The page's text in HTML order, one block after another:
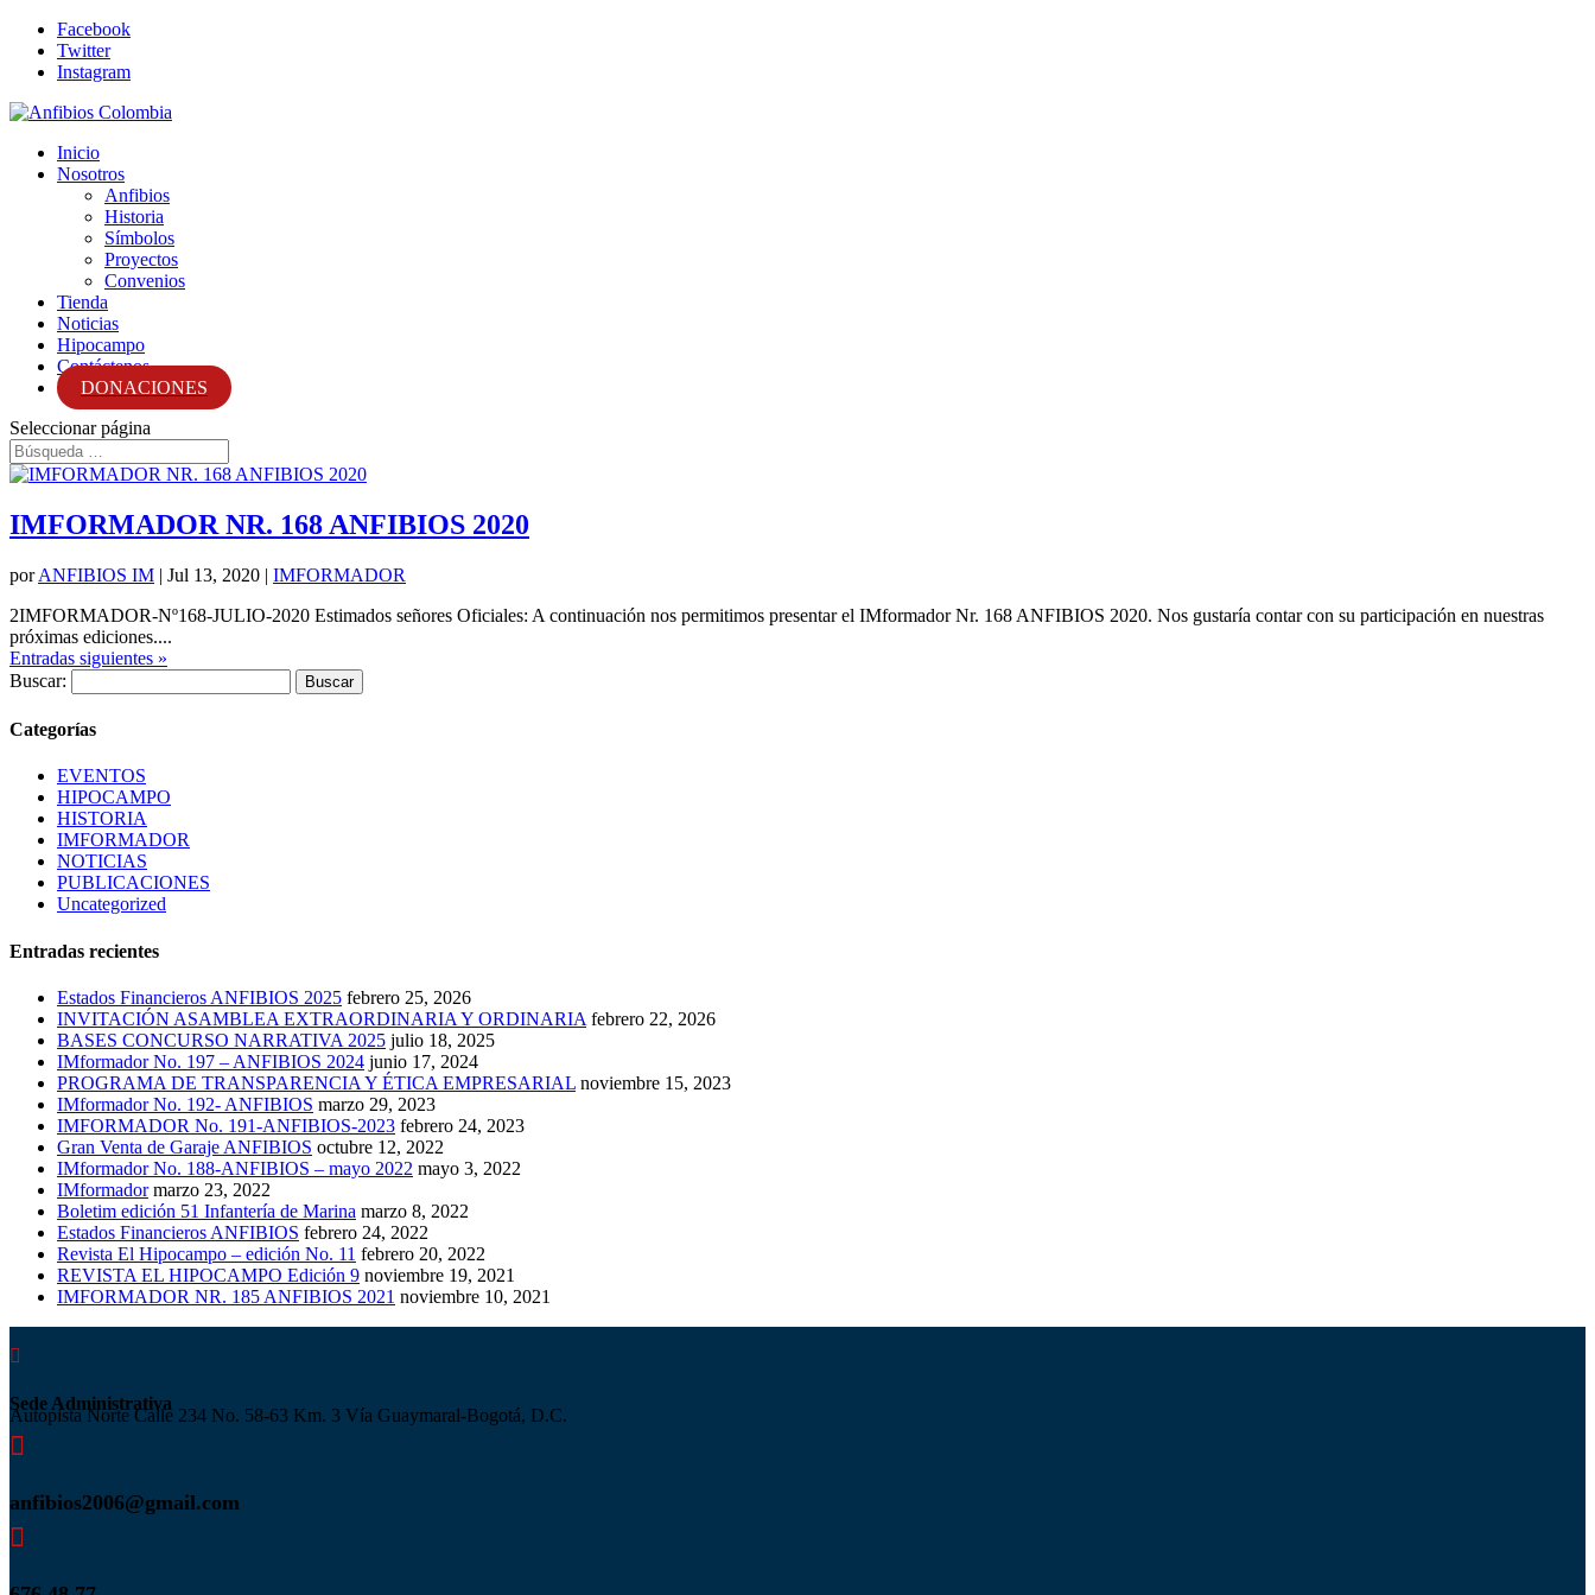
Facebook
Twitter
Instagram
Inicio
Nosotros
Anfibios
Historia
Símbolos
Proyectos
Convenios
Tienda
Noticias
Hipocampo
Contáctenos
DONACIONES
Seleccionar página
IMFORMADOR NR. 168 ANFIBIOS 2020
porANFIBIOS IM | Jul 13, 2020 | IMFORMADOR
2IMFORMADOR-Nº168-JULIO-2020 Estimados señores Oficiales: A continuación nos permitimos presentar el IMformador Nr. 168 ANFIBIOS 2020. Nos gustaría contar con su participación en nuestras
próximas ediciones....
Entradas siguientes »
Buscar:
Categorías
EVENTOS
HIPOCAMPO
HISTORIA
IMFORMADOR
NOTICIAS
PUBLICACIONES
Uncategorized
Entradas recientes
Estados Financieros ANFIBIOS 2025 febrero 25, 2026
INVITACIÓN ASAMBLEA EXTRAORDINARIA Y ORDINARIA febrero 22, 2026
BASES CONCURSO NARRATIVA 2025 julio 18, 2025
IMformador No. 197 – ANFIBIOS 2024 junio 17, 2024
PROGRAMA DE TRANSPARENCIA Y ÉTICA EMPRESARIAL noviembre 15, 2023
IMformador No. 192- ANFIBIOS marzo 29, 2023
IMFORMADOR No. 191-ANFIBIOS-2023 febrero 24, 2023
Gran Venta de Garaje ANFIBIOS octubre 12, 2022
IMformador No. 188-ANFIBIOS – mayo 2022 mayo 3, 2022
IMformador marzo 23, 2022
Boletim edición 51 Infantería de Marina marzo 8, 2022
Estados Financieros ANFIBIOS febrero 24, 2022
Revista El Hipocampo – edición No. 11 febrero 20, 2022
REVISTA EL HIPOCAMPO Edición 9 noviembre 19, 2021
IMFORMADOR NR. 185 ANFIBIOS 2021 noviembre 10, 2021

Sede Administrativa
Autopista Norte Calle 234 No. 58-63 Km. 3 Vía Guaymaral-Bogotá, D.C.

anfibios2006@gmail.com
